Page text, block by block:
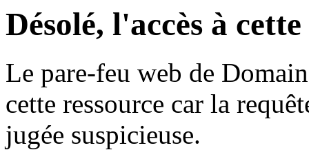
Désolé, l'accès à
Le pare-feu web de
cette ressource car la
jugée suspicieuse.